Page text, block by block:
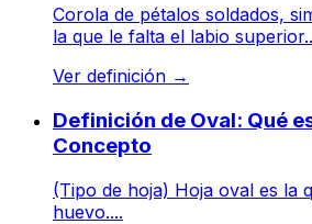
Corola de pétalos soldados,
la que le falta el labio
Ver definición →
Definición de Oval: Qué
Concepto
(Tipo de hoja) Hoja oval es la
huevo....